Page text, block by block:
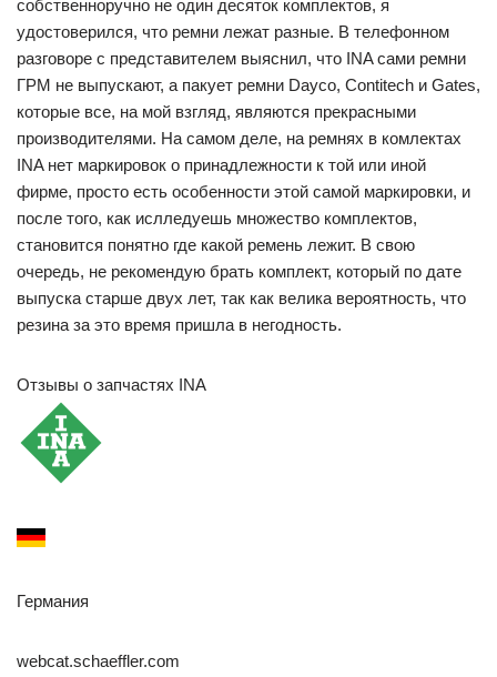
собственноручно не один десяток комплектов, я
удостоверился, что ремни лежат разные. В телефонном
разговоре с представителем выяснил, что INA сами ремни
ГРМ не выпускают, а пакует ремни Dayco, Contitech и Gates,
которые все, на мой взгляд, являются прекрасными
производителями. На самом деле, на ремнях в комлектах
INA нет маркировок о принадлежности к той или иной
фирме, просто есть особенности этой самой маркировки, и
после того, как ислледуешь множество комплектов,
становится понятно где какой ремень лежит. В свою
очередь, не рекомендую брать комплект, который по дате
выпуска старше двух лет, так как велика вероятность, что
резина за это время пришла в негодность.
Отзывы о запчастях INA
Германия
webcat.schaeffler.com